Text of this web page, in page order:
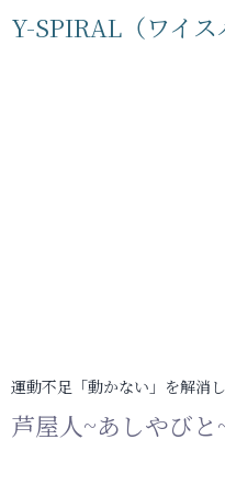
Y-SPIRAL（ワイス
運動不足「動かない」を解消
芦屋人~あしやびと